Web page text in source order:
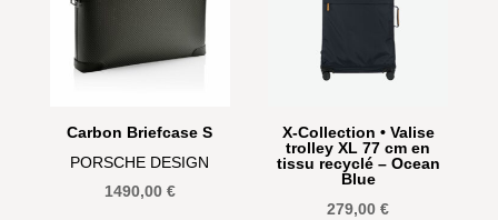
Carbon Briefcase S
PORSCHE DESIGN
1490,00 €
X-Collection • Valise
trolley XL 77 cm en
tissu recyclé – Ocean
Blue
279,00€